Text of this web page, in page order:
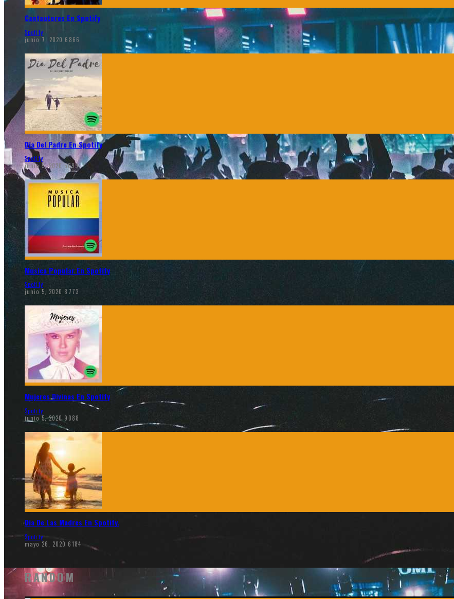
Cantautores En Spotify
Spotify
junio 7, 2020 6866
Dia Del Padre En Spotify
Spotify
junio 5, 2020 5699
Musica Popular En Spotify
Spotify
junio 5, 2020 8773
Mujeres Divinas En Spotify
Spotify
junio 5, 2020 9088
Dia De Las Madres En Spotify.
Spotify
mayo 26, 2020 6184
RANDOM